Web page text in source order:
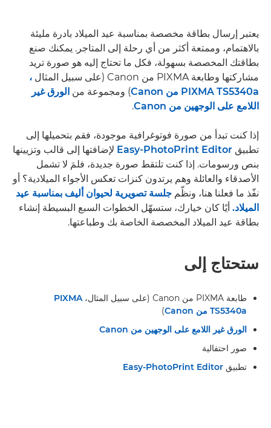
يعتبر إرسال بطاقة مخصصة بمناسبة عيد الميلاد بادرة مليئة
بالاهتمام، وممتعة أكثر من أي رحلة إلى المتاجر. يمكنك صنع
بطاقتك المخصصة بسهولة، فكل ما تحتاج إليه هو صورة تريد
مشاركتها وطابعة PIXMA من Canon (على سبيل المثال
،
PIXMA TS5340a من Canon
) ومجموعة من الورق غير
اللامع على الوجهين من Canon
.
إذا كنت تبدأ من صورة فوتوغرافية موجودة، فقم بتحميلها إلى
تطبيق Easy-PhotoPrint Editor لإضافتها إلى قالب وتزيينها
بنص ورسومات. إذا كنت تلتقط صورة جديدة، فلمَ لا تشمل
الأصدقاء والعائلة وهم يرتدون كنزات تعكس الأجواء الميلادية؟ أو
نفّذ ما فعلنا هنا، ونظّم جلسة تصويرية لحيوان أليف بمناسبة عيد
الميلاد. أيًا كان خيارك، ستسهّل الخطوات السبع البسيطة إنشاء
بطاقة عيد الميلاد المخصصة الخاصة بك وطباعتها.
ستحتاج إلى
طابعة PIXMA من Canon (على سبيل المثال،
PIXMA
TS5340a من Canon
)
الورق غير اللامع على الوجهين من Canon
صور احتفالية
تطبيق Easy-PhotoPrint Editor